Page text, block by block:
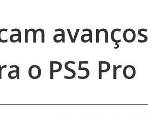
avanços
o PS5 Pro